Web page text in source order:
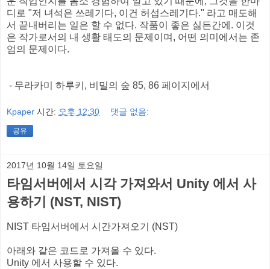
디로 "저 녀석은 쓰레기다, 이건 허섭스레기다." 라고 매도해
서 끝내버리는 일은 할 수 없다. 작품이 좋은 싫든간에. 이것
은 작가로서의 내 생활 태도의 문제이며, 어떤 의미에서는 존
엄의 문제이다.
- 무라카미 하루키, 비밀의 숲 85, 86 페이지에서
Kpaper 시간: 오후 12:30 댓글 없음:
공유
2017년 10월 14일 토요일
타임서버에서 시각 가져와서 Unity 에서 사
용하기 (NST, NIST)
NIST 타임서버에서 시간가져오기 (NST)
아래와 같은 코드로 가져올 수 있다.
Unity 에서 사용할 수 있다.